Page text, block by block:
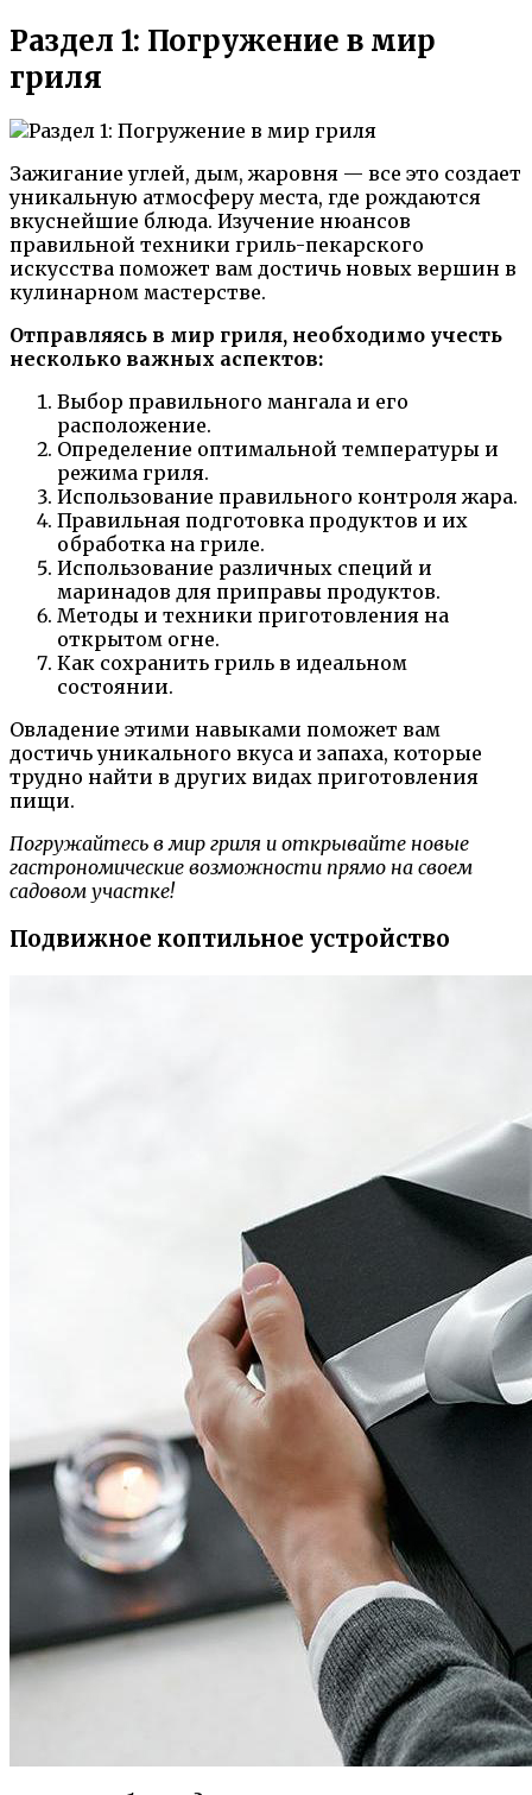
Раздел 1: Погружение в мир
гриля
Зажигание углей, дым, жаровня — все это создает
уникальную атмосферу места, где рождаются
вкуснейшие блюда. Изучение нюансов
правильной техники гриль-пекарского
искусства поможет вам достичь новых вершин в
кулинарном мастерстве.
Отправляясь в мир гриля, необходимо учесть
несколько важных аспектов:
Выбор правильного мангала и его
расположение.
Определение оптимальной температуры и
режима гриля.
Использование правильного контроля жара.
Правильная подготовка продуктов и их
обработка на гриле.
Использование различных специй и
маринадов для приправы продуктов.
Методы и техники приготовления на
открытом огне.
Как сохранить гриль в идеальном
состоянии.
Овладение этими навыками поможет вам
достичь уникального вкуса и запаха, которые
трудно найти в других видах приготовления
пищи.
Погружайтесь в мир гриля и открывайте новые
гастрономические возможности прямо на своем
садовом участке!
Подвижное коптильное устройство